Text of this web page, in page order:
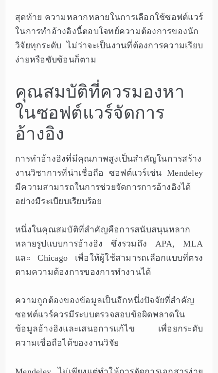
สุดท้าย ความหลากหลายในการเลือกใช้ซอฟต์แวร์
ในการทำอ้างอิงนี้ตอบโจทย์ความต้องการของนัก
วิจัยทุกระดับ ไม่ว่าจะเป็นงานที่ต้องการความเรียบ
ง่ายหรือซับซ้อนก็ตาม
คุณสมบัติที่ควรมองหา
ในซอฟต์แวร์จัดการ
อ้างอิง
การทำอ้างอิงที่มีคุณภาพสูงเป็นสำคัญในการสร้าง
งานวิชาการที่น่าเชื่อถือ ซอฟต์แวร์เช่น Mendeley
มีความสามารถในการช่วยจัดการการอ้างอิงได้
อย่างมีระเบียบเรียบร้อย
หนึ่งในคุณสมบัติที่สำคัญคือการสนับสนุนหลาก
หลายรูปแบบการอ้างอิง ซึ่งรวมถึง APA, MLA
และ Chicago เพื่อให้ผู้ใช้สามารถเลือกแบบที่ตรง
ตามความต้องการของการทำงานได้
ความถูกต้องของข้อมูลเป็นอีกหนึ่งปัจจัยที่สำคัญ
ซอฟต์แวร์ควรมีระบบตรวจสอบข้อผิดพลาดใน
ข้อมูลอ้างอิงและเสนอการแก้ไข เพื่อยกระดับ
ความเชื่อถือได้ของงานวิจัย